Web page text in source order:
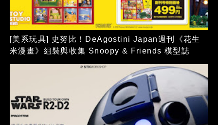
[美系玩具] 史努比！DeAgostini Japan週刊《花生
米漫畫》組裝與收集 Snoopy & Friends 模型誌